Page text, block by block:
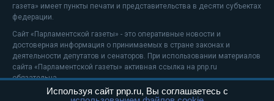
газета» имеет пункты печати и представительства в десяти субъектах
федерации.
Сайт «Парламентской газеты» - это оперативные новости и
достоверная информация о принимаемых в стране законах и
деятельности депутатов и сенаторов. При использовании материалов
сайта «Парламентской газеты» активная ссылка на pnp.ru
обязательна.
На информационном ресурсе применяютсярекомендательные
Используя сайт pnp.ru, Вы соглашаетесь с